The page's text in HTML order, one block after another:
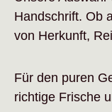
Handschrift. Ob
von Herkunft,
Für den puren
richtige Frische